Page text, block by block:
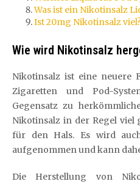
Was ist ein Nikotinsalz
Ist 20mg Nikotinsalz
Wie wird Nikotinsalz
Nikotinsalz ist eine neuere
Zigaretten und Pod-
Gegensatz zu
Nikotinsalz in der Regel
für den Hals. Es wird
aufgenommen und kann
Die Herstellung von